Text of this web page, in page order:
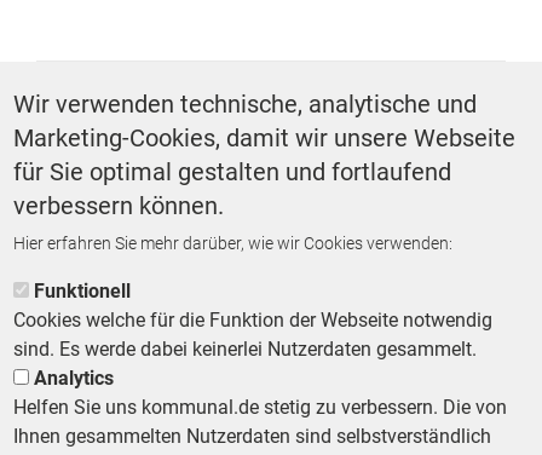
Ehrenamt
ZURÜCK ZUR STARTSEITE
Footer First Navigation
MESSE KOMMUNAL LESERSERVICE AGB DATENSCHUTZ
Wir verwenden technische, analytische und
Marketing-Cookies, damit wir unsere Webseite
für Sie optimal gestalten und fortlaufend
verbessern können.
Hier erfahren Sie mehr darüber, wie wir Cookies verwenden:
Funktionell
Cookies welche für die Funktion der Webseite notwendig
sind. Es werde dabei keinerlei Nutzerdaten gesammelt.
Analytics
Helfen Sie uns kommunal.de stetig zu verbessern. Die von
Ihnen gesammelten Nutzerdaten sind selbstverständlich